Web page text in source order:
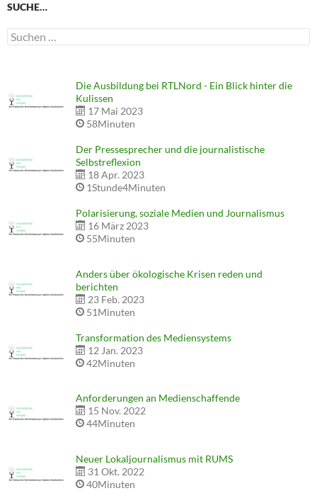
SUCHE…
Suchen
nach:
Die Ausbildung bei RTLNord - Ein Blick hinter die
Kulissen
17 Mai 2023
58Minuten
Der Pressesprecher und die journalistische
Selbstreflexion
18 Apr. 2023
1Stunde4Minuten
Polarisierung, soziale Medien und Journalismus
16 März 2023
55Minuten
Anders über ökologische Krisen reden und
berichten
23 Feb. 2023
51Minuten
Transformation des Mediensystems
12 Jan. 2023
42Minuten
Anforderungen an Medienschaffende
15 Nov. 2022
44Minuten
Neuer Lokaljournalismus mit RUMS
31 Okt. 2022
40Minuten